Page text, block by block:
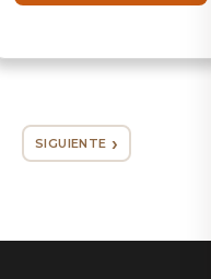
SIGUIENTE